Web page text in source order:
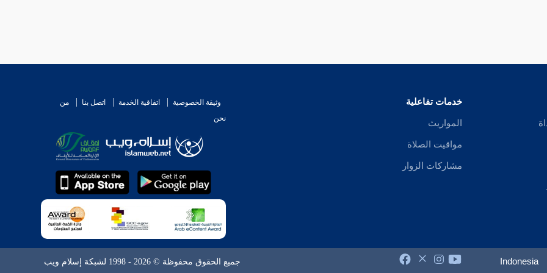
خدمات تفاعلية
المواريث
مواقيت الصلاة
مشاركات الزوار
وثيقة الخصوصية اتفاقية الخدمة اتصل بنا
من
نحن
Indonesia جميع الحقوق محفوظة © 2026 - 1998 لشبكة إسلام ويب